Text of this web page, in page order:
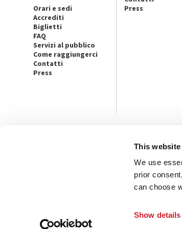
This
We use
prior
can choose
Show details
Orari e sedi
Accrediti
Biglietti
FAQ
Servizi al pubblico
Come raggiungerci
Contatti
Press
Press
Ca’ Giustinian, San Marco 1364/A - 30124